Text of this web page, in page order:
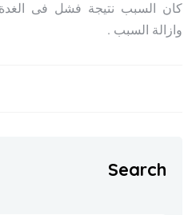
كان السبب نتيجة فشل فى
وازالة السبب .
Search